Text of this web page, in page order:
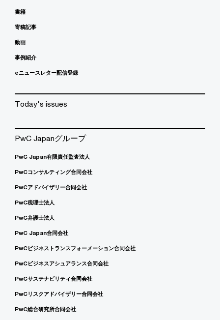
書籍
寄稿記事
動画
事例紹介
eニュースレター配信登録
Today's issues
PwC Japanグループ
PwC Japan有限責任監査法人
PwCコンサルティング合同会社
PwCアドバイザリー合同会社
PwC税理士法人
PwC弁護士法人
PwC Japan合同会社
PwCビジネストランスフォーメーション合同会社
PwCビジネスアシュアランス合同会社
PwCサステナビリティ合同会社
PwCリスクアドバイザリー合同会社
PwC総合研究所合同会社